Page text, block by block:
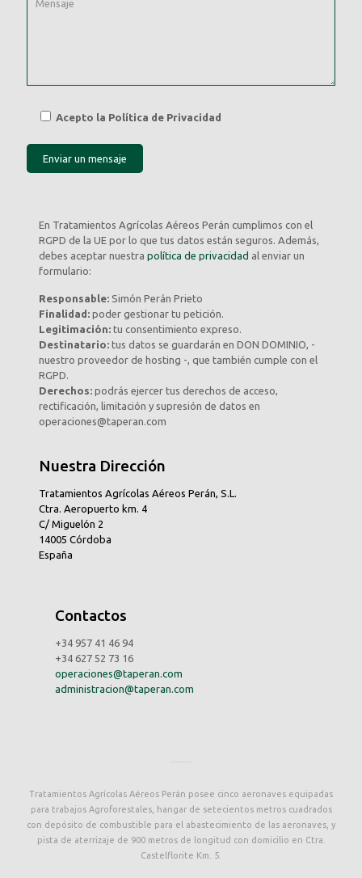
Acepto la Política de Privacidad
En Tratamientos Agrícolas Aéreos Perán cumplimos con el
RGPD de la UE por lo que tus datos están seguros. Además,
debes aceptar nuestrapolítica de privacidad al enviar un
formulario:
Responsable: Simón Perán Prieto
Finalidad: poder gestionar tu petición.
Legitimación: tu consentimiento expreso.
Destinatario: tus datos se guardarán en DON DOMINIO, -
nuestro proveedor de hosting -, que también cumple con el
RGPD.
Derechos: podrás ejercer tus derechos de acceso,
rectificación, limitación y supresión de datos en
operaciones@taperan.com
Nuestra Dirección
Tratamientos Agrícolas Aéreos Perán, S.L.
Ctra. Aeropuerto km. 4
C/ Miguelón 2
14005 Córdoba
España
Contactos
+34 957 41 46 94
+34 627 52 73 16
operaciones@taperan.com
administracion@taperan.com
Tratamientos Agrícolas Aéreos Perán posee cinco aeronaves equipadas
para trabajos Agroforestales, hangar de setecientos metros cuadrados
con depósito de combustible para el abastecimiento de las aeronaves, y
pista de aterrizaje de 900 metros de longitud con domicilio en Ctra.
Castelflorite Km. 5.